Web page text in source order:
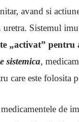
avand si
Sistemul
„activat” pentru
sistemica,
care este folosita
de